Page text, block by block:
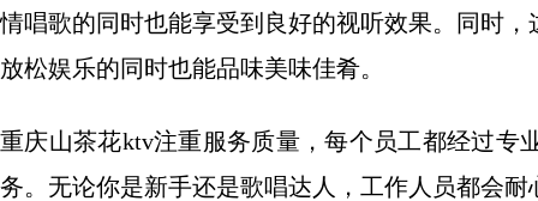
情唱歌的同时也能享受到良好的视听效果。同时
放松娱乐的同时也能品味美味佳肴。
重庆山茶花ktv注重服务质量，每个员工都经过专
务。无论你是新手还是歌唱达人，工作人员都会